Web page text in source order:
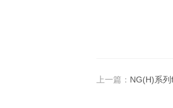
上一篇： NG(H)系